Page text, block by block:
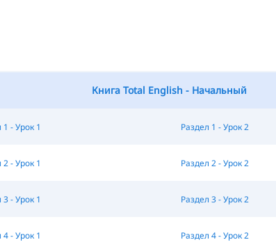
Книга Total English - Начальный
1 - Урок 1 Раздел 1 - Урок 2
2 - Урок 1 Раздел 2 - Урок 2
3 - Урок 1 Раздел 3 - Урок 2
4 - Урок 1 Раздел 4 - Урок 2